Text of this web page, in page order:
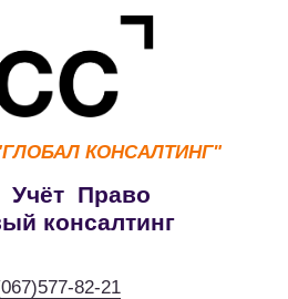
КОНСАЛТИНГ"
Учёт Право
консалтинг
82-21